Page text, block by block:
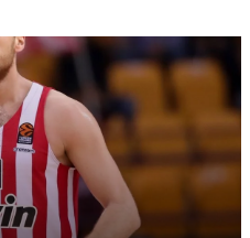
να φέρει
η οποία θα
ενίσχυση. Τούτο
τις αποχωρήσεις
αποτέλεσαν βασικά
23.
Ο ομογενής γκαρντ
συνεργασίας το περσινό